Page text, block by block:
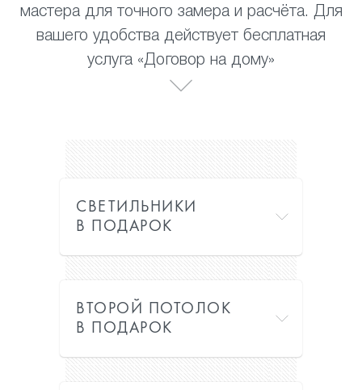
мастера для точного замера и расчёта. Для
вашего удобства действует бесплатная
услуга «Договор на дому»
СВЕТИЛЬНИКИ
В ПОДАРОК
ВТОРОЙ ПОТОЛОК
В ПОДАРОК